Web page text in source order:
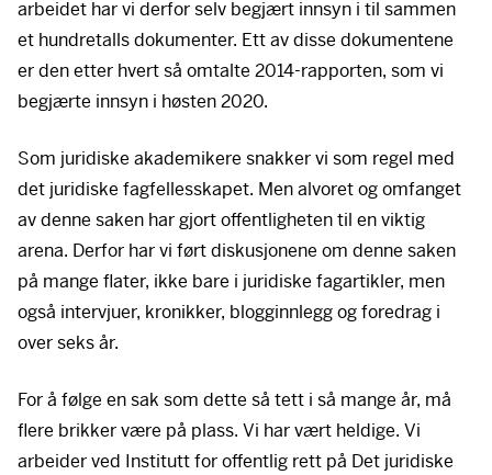
arbeidet har vi derfor selv begjært innsyn i til sammen
et hundretalls dokumenter. Ett av disse dokumentene
er den etter hvert så omtalte 2014-rapporten, som vi
begjærte innsyn i høsten 2020.
Som juridiske akademikere snakker vi som regel med
det juridiske fagfellesskapet. Men alvoret og omfanget
av denne saken har gjort offentligheten til en viktig
arena. Derfor har vi ført diskusjonene om denne saken
på mange flater, ikke bare i juridiske fagartikler, men
også intervjuer, kronikker, blogginnlegg og foredrag i
over seks år.
For å følge en sak som dette så tett i så mange år, må
flere brikker være på plass. Vi har vært heldige. Vi
arbeider ved Institutt for offentlig rett på Det juridiske